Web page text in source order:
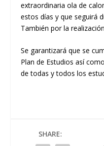
extraordinaria ola de
estos días y que seguirá
También por la
Se garantizará que se
Plan de Estudios así
de todas y todos los
SHARE: